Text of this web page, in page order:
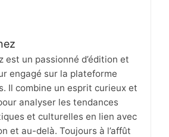
est un passionné d’édition et
engagé sur la plateforme
Il combine un esprit curieux et
analyser les tendances
et culturelles en lien avec
et au-delà. Toujours à l’affût